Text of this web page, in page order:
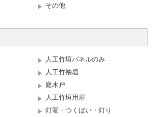
その他
人工竹垣パネルのみ
人工竹袖垣
庭木戸
人工竹垣用扉
灯篭・つくばい・灯り